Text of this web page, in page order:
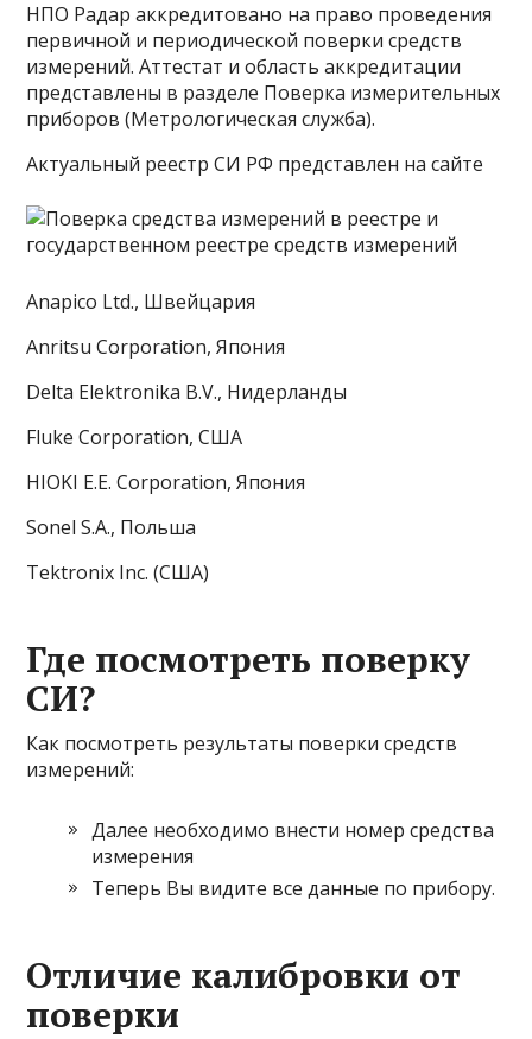
НПО Радар аккредитовано на право проведения
первичной и периодической поверки средств
измерений. Аттестат и область аккредитации
представлены в разделе Поверка измерительных
приборов (Метрологическая служба).
Актуальный реестр СИ РФ представлен на сайте
Anapico Ltd., Швейцария
Anritsu Corporation, Япония
Delta Elektronika B.V., Нидерланды
Fluke Corporation, США
HIOKI E.E. Corporation, Япония
Sonel S.A., Польша
Tektronix Inc. (США)
Где посмотреть поверку
СИ?
Как посмотреть результаты поверки средств
измерений:
Далее необходимо внести номер средства
измерения
Теперь Вы видите все данные по прибору.
Отличие калибровки от
поверки